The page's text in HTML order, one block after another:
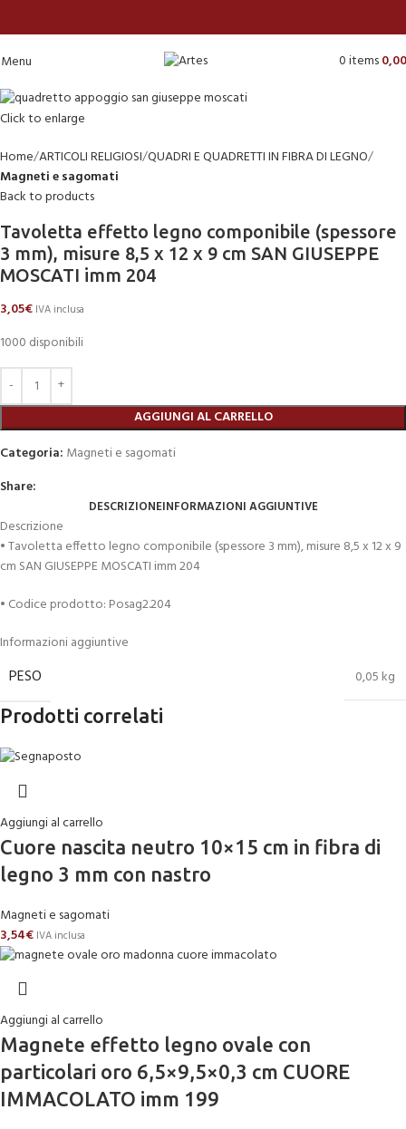
Menu 0items0,00
Click to enlarge
Home ARTICOLI RELIGIOSI QUADRI E QUADRETTI IN FIBRA DI LEGNO
Magneti e sagomati
Back to products
Tavoletta effetto legno componibile (spessore
3 mm), misure 8,5 x 12 x 9 cm SAN GIUSEPPE
MOSCATI imm 204
3,05€ IVA inclusa
1000 disponibili
AGGIUNGI AL CARRELLO
Categoria: Magneti e sagomati
Share:
DESCRIZIONEINFORMAZIONI AGGIUNTIVE
Descrizione
• Tavoletta effetto legno componibile (spessore 3 mm), misure 8,5 x 12 x 9
cm SAN GIUSEPPE MOSCATI imm 204
• Codice prodotto: Posag2.204
Informazioni aggiuntive
PESO 0,05 kg
Prodotti correlati
Aggiungi al carrello
Cuore nascita neutro 10×15 cm in fibra di
legno 3 mm con nastro
Magneti e sagomati
3,54€ IVA inclusa
Aggiungi al carrello
Magnete effetto legno ovale con
particolari oro 6,5×9,5×0,3 cm CUORE
IMMACOLATO imm 199